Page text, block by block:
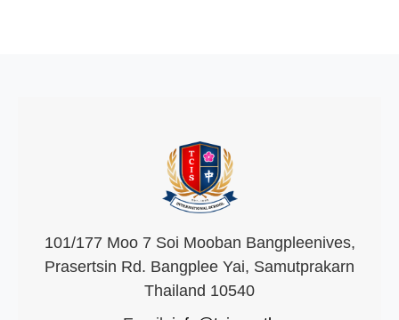
101/177 Moo 7 Soi Mooban Bangpleenives,
Prasertsin Rd. Bangplee Yai, Samutprakarn
Thailand 10540